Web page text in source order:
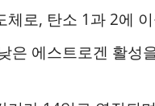
로, 탄소 1과 2에
은 에스트로겐 활성